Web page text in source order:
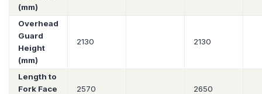
(mm)
Overhead
Guard
Height
(mm)
2130 2130
Length to
Fork Face
2570 2650